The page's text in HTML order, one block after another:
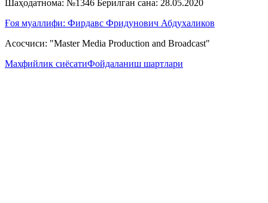
Шаҳодатнома: №1346 Берилган сана: 28.05.2020
Ғоя муаллифи: Фирдавс Фридунович Абдухаликов
Асосчиси: "Master Media Production and Broadcast"
Махфийлик сиёсатиФойдаланиш шартлари